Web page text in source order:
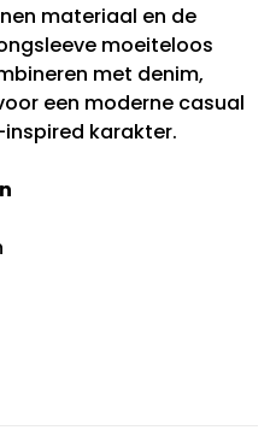
materiaal en de
moeiteloos
met denim,
een moderne casual
karakter.